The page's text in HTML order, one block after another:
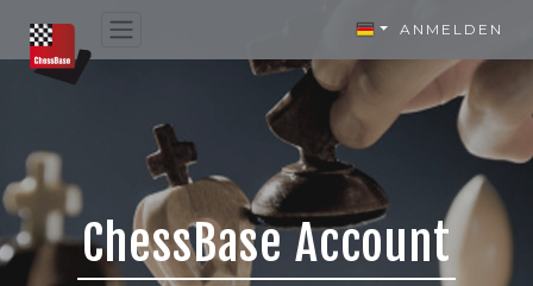
ANMELDEN
ChessBase Account